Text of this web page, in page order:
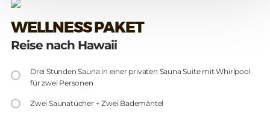
WELLNESS PAKET
Reise nach Hawaii
Drei Stunden Sauna in einer privaten Sauna Suite mit Whirlpool
für zwei Personen
Zwei Saunatücher + Zwei Bademäntel